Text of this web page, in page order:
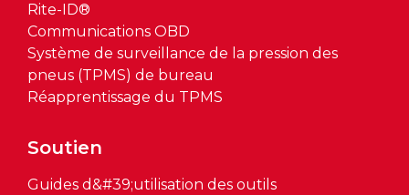
Rite-ID®
Communications OBD
Système de surveillance de la pression des
pneus (TPMS) de bureau
Réapprentissage du TPMS
Soutien
Guides d&#39;utilisation des outils